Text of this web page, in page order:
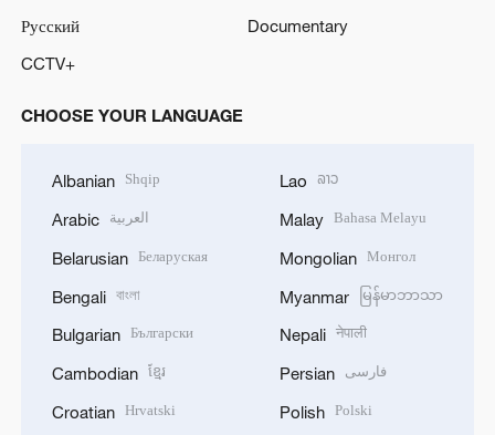
Русский
Documentary
CCTV+
CHOOSE YOUR LANGUAGE
Albanian Shqip
Arabic العربية
Belarusian Беларуская
Bengali বাংলা
Bulgarian Български
Cambodian ខ្មែរ
Croatian Hrvatski
Lao ລາວ
Malay Bahasa Melayu
Mongolian Монгол
Myanmar မြန်မာဘာသာ
Nepali नेपाली
Persian فارسی
Polish Polski